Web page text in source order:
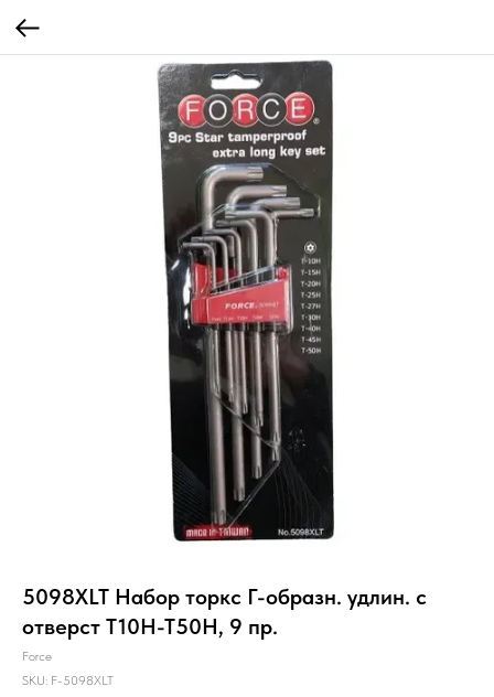
5098XLT Набор торкс Г-образн. удлин. c
отверст Т10Н-Т50Н, 9 пр.
Force
SKU: F-5098XLT